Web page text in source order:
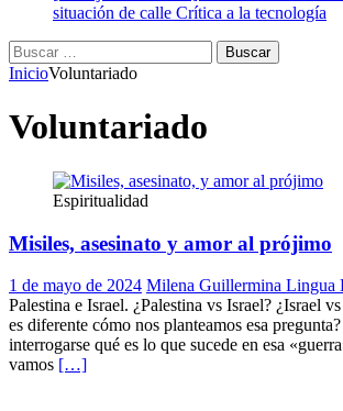
situación de calle Crítica a la tecnología
Buscar:
InicioVoluntariado
Voluntariado
Espiritualidad
Misiles, asesinato y amor al prójimo
1 de mayo de 2024 Milena Guillermina Lingua
Palestina e Israel. ¿Palestina vs Israel? ¿Israel
es diferente cómo nos planteamos esa
interrogarse qué es lo que sucede en esa
vamos […]